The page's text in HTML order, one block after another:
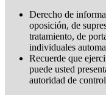
Derecho de
oposición, de
tratamiento, de
individuales
Recuerde que
puede usted
autoridad de